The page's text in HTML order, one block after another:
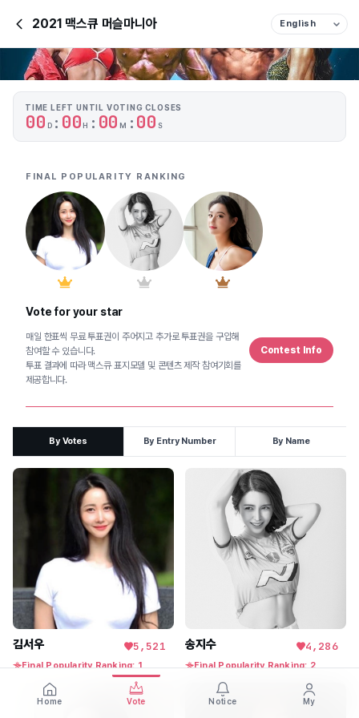
2021 맥스큐 머슬마니아
TIME LEFT UNTIL VOTING CLOSES
00 D: 00 H : 00 M : 00 S
FINAL POPULARITY RANKING
Vote for your star
매일 한표씩 무료 투표권이 주어지고 추가로 투표권을 구입해
참여할 수 있습니다.
투표 결과에 따라 맥스큐 표지모델 및 콘텐츠 제작 참여기회를
제공합니다.
Contest Info
By Votes By Entry Number By Name
김서우 5,521
Final Popularity Ranking: 1
송지수 4,286
Final Popularity Ranking: 2
Home Vote Notice My